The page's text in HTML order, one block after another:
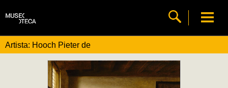
Artista: Hooch Pieter de